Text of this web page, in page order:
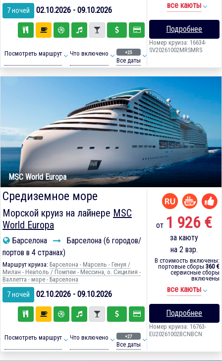
7 ночей 02.10.2026 - 09.10.2026
Посмотреть маршрут Что включено +25
Все даты
все каюты
Подробнее
Номер круиза: 16634-
SV20261002MRSMRS
MSC World Europa
Средиземное море
Морской круиз на лайнере MSC
World Europa
Барселона
Барселона (6 городов/
портов в 4 странах)
Маршрут круиза: Барселона - Марсель - Генуя /
Милан - Неаполь / Помпеи - Мессина, о. Сицилия -
Валлетта - море - Барселона
7 ночей 02.10.2026 - 09.10.2026
Посмотреть маршрут Что включено +27
Все даты
от 1 926 €
за каюту
на 2 взр.
В стоимость включены:
портовые сборы 360 €
сервисные сборы
включены
все каюты
Подробнее
Номер круиза: 16763-
EU20261002BCNBCN